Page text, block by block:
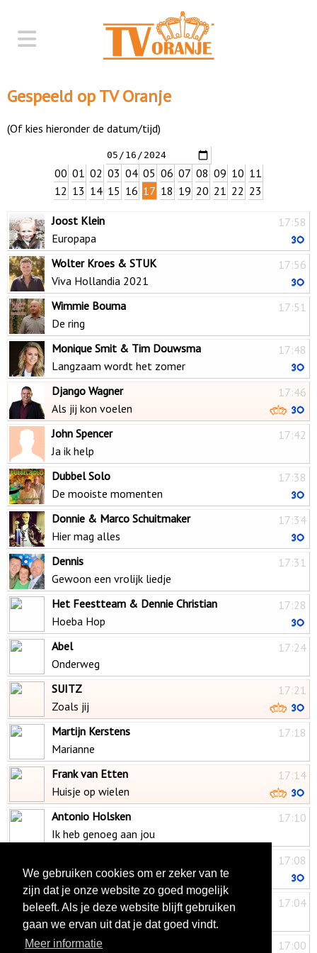
Gespeeld op TV Oranje
(Of kies hieronder de datum/tijd)
00 01 02 03 04 05 06 07 08 09 10 11
12 13 14 15 16 17 18 19 20 21 22 23
17:58
Joost Klein
Europapa
17:56
Wolter Kroes & STUK
Viva Hollandia 2021
17:51
Wimmie Bouma
De ring
17:48
Monique Smit & Tim Douwsma
Langzaam wordt het zomer
17:46
Django Wagner
Als jij kon voelen
17:42
John Spencer
Ja ik help
17:38
Dubbel Solo
De mooiste momenten
17:34
Donnie & Marco Schuitmaker
Hier mag alles
17:31
Dennis
Gewoon een vrolijk liedje
17:28
Het Feestteam & Dennie Christian
Hoeba Hop
17:24
Abel
Onderweg
17:21
SUITZ
Zoals jij
17:18
Martijn Kerstens
Marianne
17:14
Frank van Etten
Huisje op wielen
17:10
Antonio Holsken
Ik heb genoeg aan jou
17:08
Tik Tok
17:04
Corry Konings
Mooi was die tijd
17:00
Rob Zorn
We gebruiken cookies om er zeker van te
zijn dat je onze website zo goed mogelijk
beleeft. Als je deze website blijft gebruiken
gaan we ervan uit dat je dat goed vindt.
Meer informatie